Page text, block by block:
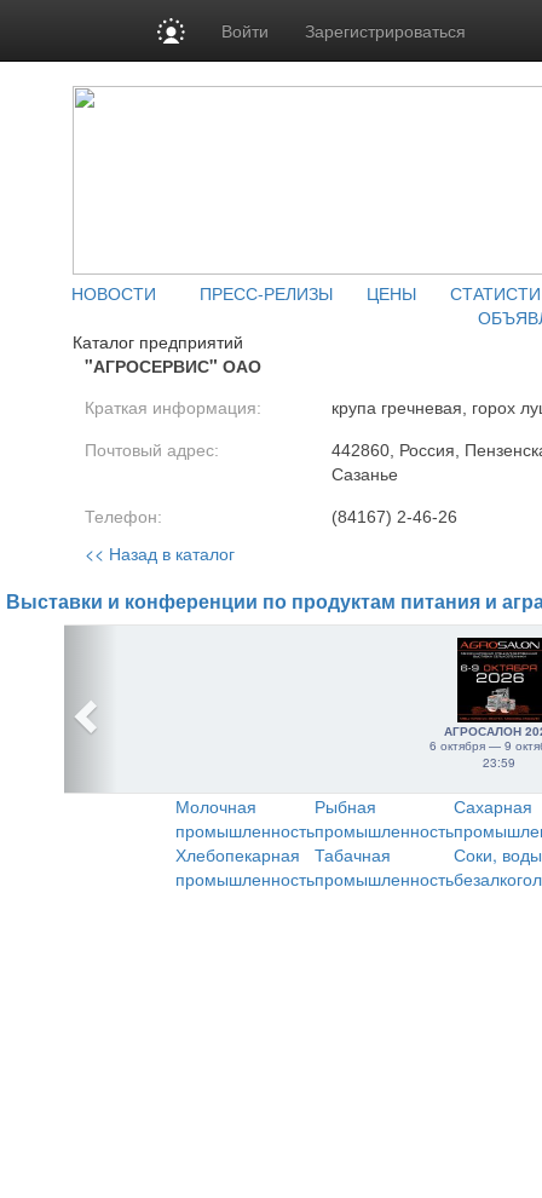
Войти Зарегистрироваться
НОВОСТИ ПРЕСС-РЕЛИЗЫ ЦЕНЫ
Каталог предприятий
"АГРОСЕРВИС" ОАО
Краткая информация: крупа гречневая, горох
Почтовый адрес:
442860, Россия,
Сазанье
Телефон: (84167) 2-46-26
<< Назад в каталог
Выставки и конференции по продуктам питания и
АГРОСАЛОН
6 октября — 9
23:59
Молочная
промышленность
Рыбная
промышленность
Сахарная
Хлебопекарная
промышленность
Табачная
промышленность
Соки,